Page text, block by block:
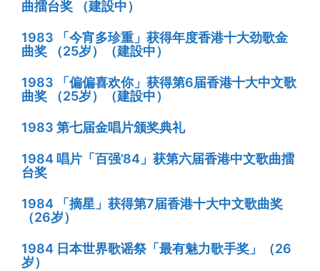
曲擂台奖 （建設中）
1983 「今宵多珍重」获得年度香港十大劲歌金
曲奖 （25岁）（建設中）
1983 「偏偏喜欢你」获得第6届香港十大中文歌
曲奖 （25岁）（建設中）
1983 第七届金唱片颁奖典礼
1984 唱片「百强’84」获第六届香港中文歌曲擂
台奖
1984 「摘星」获得第7届香港十大中文歌曲奖
（26岁）
1984 日本世界歌谣祭「最有魅力歌手奖」（26
岁）